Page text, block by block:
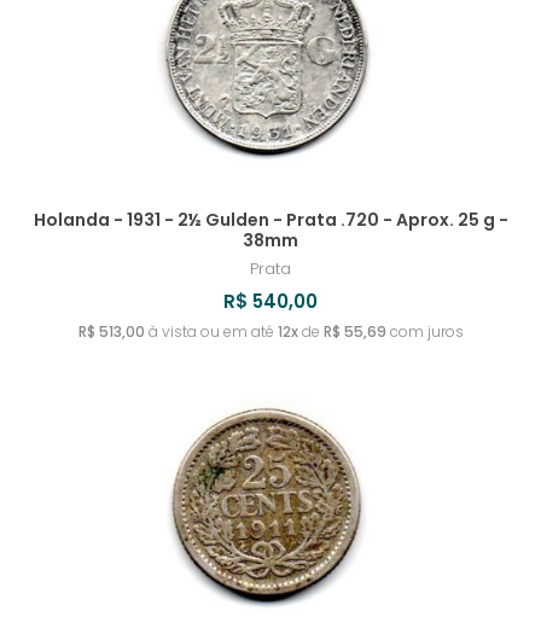
Holanda - 1931 - 2½ Gulden - Prata .720 - Aprox. 25 g -
38mm
Prata
R$ 540,00
R$ 513,00 à vista ou em até 12xde R$ 55,69 com juros